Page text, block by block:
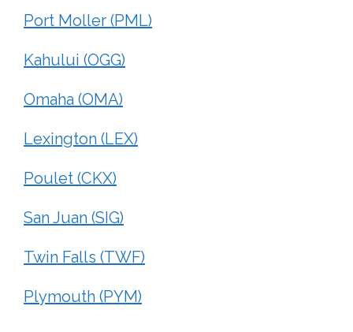
Port Moller (PML)
Kahului (OGG)
Omaha (OMA)
Lexington (LEX)
Poulet (CKX)
San Juan (SIG)
Twin Falls (TWF)
Plymouth (PYM)